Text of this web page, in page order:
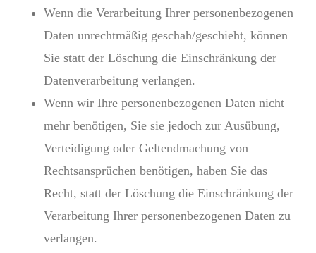
Wenn die Verarbeitung Ihrer personenbezogenen
Daten unrechtmäßig geschah/geschieht, können
Sie statt der Löschung die Einschränkung der
Datenverarbeitung verlangen.
Wenn wir Ihre personenbezogenen Daten nicht
mehr benötigen, Sie sie jedoch zur Ausübung,
Verteidigung oder Geltendmachung von
Rechtsansprüchen benötigen, haben Sie das
Recht, statt der Löschung die Einschränkung der
Verarbeitung Ihrer personenbezogenen Daten zu
verlangen.